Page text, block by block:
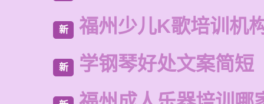
新 福州少儿K歌培训机
新 学钢琴好处文案简短